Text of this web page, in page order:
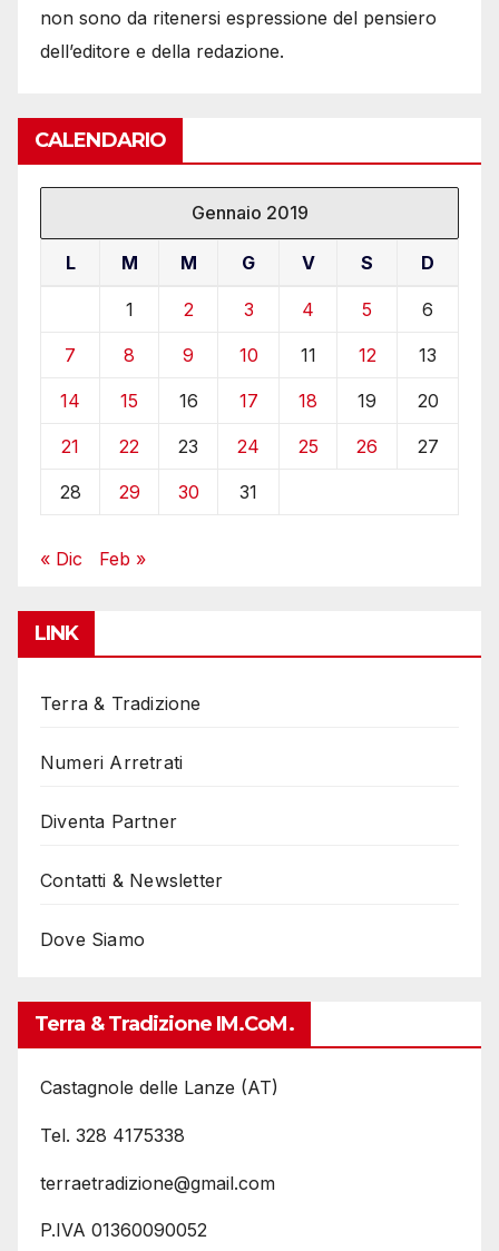
non sono da ritenersi espressione del pensiero
dell’editore e della redazione.
CALENDARIO
Gennaio 2019
L M M G V S D
1 2 3 4 5 6
7 8 9 10 11 12 13
14 15 16 17 18 19 20
21 22 23 24 25 26 27
28 29 30 31
« Dic Feb »
LINK
Terra & Tradizione
Numeri Arretrati
Diventa Partner
Contatti & Newsletter
Dove Siamo
Terra & Tradizione IM.coM.
Castagnole delle Lanze (AT)
Tel. 328 4175338
terraetradizione@gmail.com
P.IVA 01360090052